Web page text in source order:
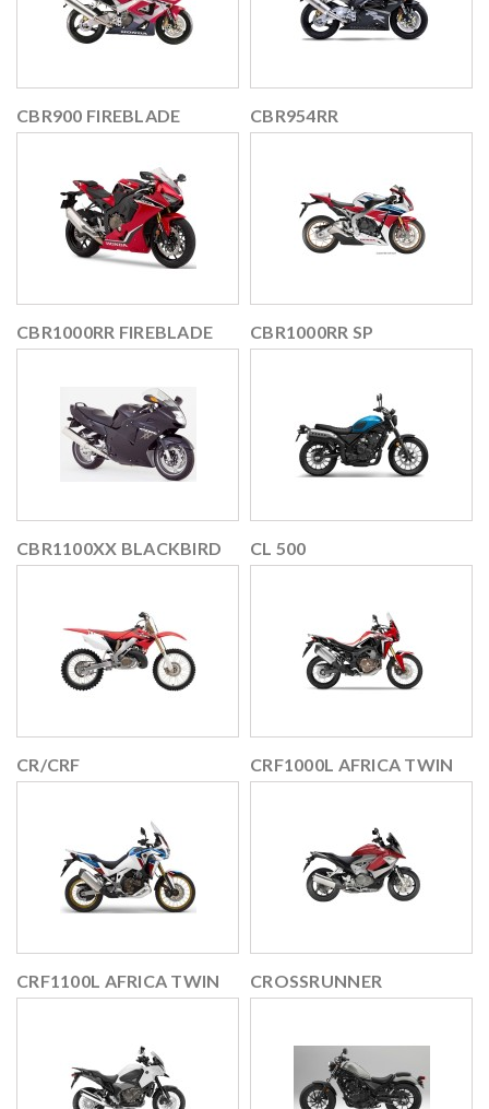
CBR900 FIREBLADE CBR954RR
CBR1000RR FIREBLADE CBR1000RR SP
CBR1100XX BLACKBIRD CL 500
CR/CRF CRF1000L AFRICA TWIN
CRF1100L AFRICA TWIN CROSSRUNNER